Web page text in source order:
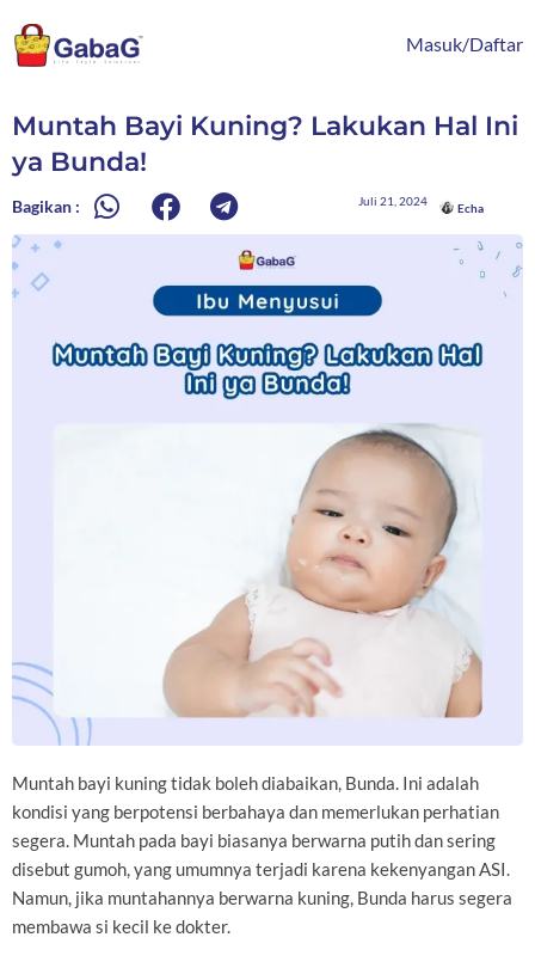
ke
konten
Masuk/Daftar
Muntah Bayi Kuning? Lakukan Hal Ini
ya Bunda!
Bagikan : Juli 21, 2024
Echa
Muntah bayi kuning tidak boleh diabaikan, Bunda. Ini adalah
kondisi yang berpotensi berbahaya dan memerlukan perhatian
segera. Muntah pada bayi biasanya berwarna putih dan sering
disebut gumoh, yang umumnya terjadi karena kekenyangan ASI.
Namun, jika muntahannya berwarna kuning, Bunda harus segera
membawa si kecil ke dokter.